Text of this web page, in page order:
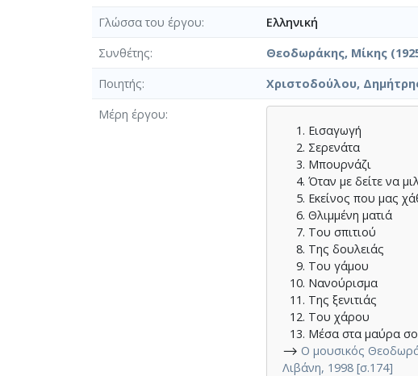
Γλώσσα του έργου
Ελληνική
Συνθέτης
Θεοδωράκης, Μίκης
Ποιητής
Χριστοδούλου,
Μέρη έργου
Εισαγωγή
Σερενάτα
Μπουρνάζι
Όταν με δείτε να
Εκείνος που μας
Θλιμμένη ματιά
Του σπιτιού
Της δουλειάς
Του γάμου
Νανούρισμα
Της ξενιτιάς
Του χάρου
Μέσα στα μαύρα
⟶ Ο μουσικός
Λιβάνη, 1998 [σ.174]